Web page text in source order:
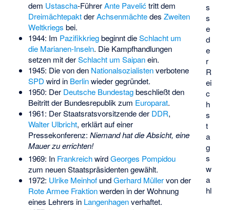
s
s
e
d
e
r
R
ei
c
h
s
t
a
g
s
w
a
hl
dem Ustascha-FührerAnte Pavelićtritt dem
DreimächtepaktderAchsenmächtedes Zweiten
Weltkriegs bei.
1944: Im Pazifikkriegbeginnt dieSchlacht um
die Marianen-Inseln. Die Kampfhandlungen
setzen mit derSchlacht um Saipanein.
1945: Die von den Nationalsozialistenverbotene
SPD wird in Berlinwieder gegründet.
1950: Der Deutsche Bundestagbeschließt den
Beitritt der Bundesrepublik zum Europarat.
1961: Der Staatsratsvorsitzende der DDR,
Walter Ulbricht, erklärt auf einer
Pressekonferenz: Niemand hat die Absicht, eine
Mauer zu errichten!
1969: In FrankreichwirdGeorges Pompidou
zum neuen Staatspräsidenten gewählt.
1972: Ulrike MeinhofundGerhard Müllervon der
Rote Armee Fraktionwerden in der Wohnung
eines Lehrers in Langenhagenverhaftet.